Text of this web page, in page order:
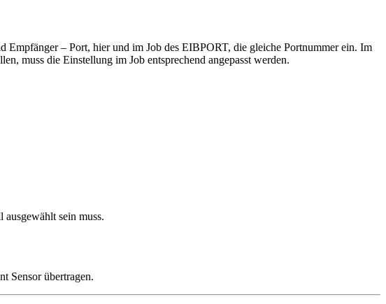
Empfänger – Port, hier und im Job des EIBPORT, die gleiche Portnummer ein. Im
muss die Einstellung im Job entsprechend angepasst werden.
ausgewählt sein muss.
Sensor übertragen.